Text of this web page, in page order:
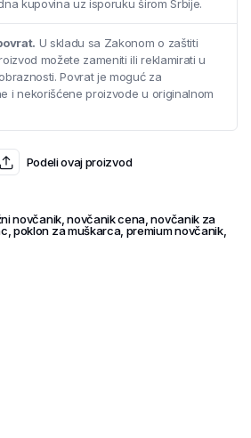
kupovina uz isporuku širom Srbije.
U skladu sa Zakonom o zaštiti
možete zameniti ili reklamirati u
Povrat je moguć za
i nekorišćene proizvode u originalnom
Podeli ovaj proizvod
novčanik,novčanik cena,novčanik za
,poklon za muškarca, premium novčanik,